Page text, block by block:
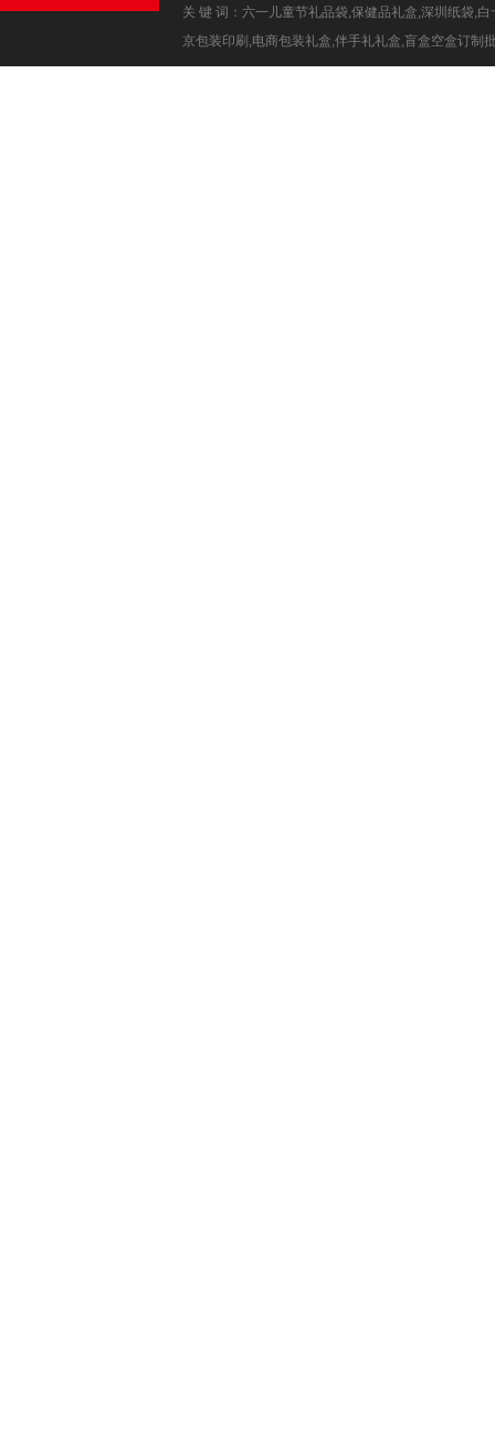
关 键 词：六一儿童节礼品袋,保健品礼盒,深圳纸袋,
京包装印刷,电商包装礼盒,伴手礼礼盒,盲盒空盒订制